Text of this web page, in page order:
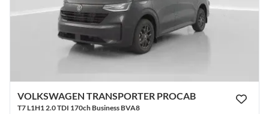
VOLKSWAGEN TRANSPORTER PROCAB
T7 L1H1 2.0 TDI 170ch Business BVA8